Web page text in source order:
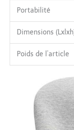
Portabilité
Dimensions
Poids de l’article